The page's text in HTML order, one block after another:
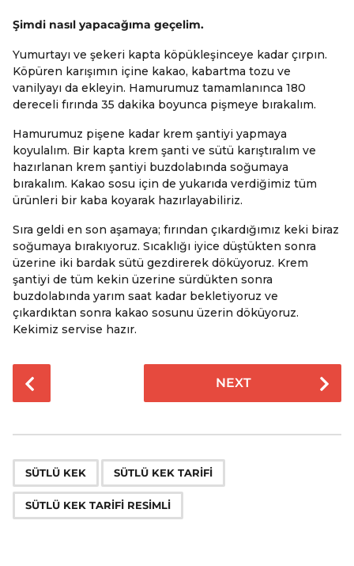
Şimdi nasıl yapacağıma geçelim.
Yumurtayı ve şekeri kapta köpükleşinceye kadar çırpın.
Köpüren karışımın içine kakao, kabartma tozu ve
vanilyayı da ekleyin. Hamurumuz tamamlanınca 180
dereceli fırında 35 dakika boyunca pişmeye bırakalım.
Hamurumuz pişene kadar krem şantiyi yapmaya
koyulalım. Bir kapta krem şanti ve sütü karıştıralım ve
hazırlanan krem şantiyi buzdolabında soğumaya
bırakalım. Kakao sosu için de yukarıda verdiğimiz tüm
ürünleri bir kaba koyarak hazırlayabiliriz.
Sıra geldi en son aşamaya; fırından çıkardığımız keki biraz
soğumaya bırakıyoruz. Sıcaklığı iyice düştükten sonra
üzerine iki bardak sütü gezdirerek döküyoruz. Krem
şantiyi de tüm kekin üzerine sürdükten sonra
buzdolabında yarım saat kadar bekletiyoruz ve
çıkardıktan sonra kakao sosunu üzerin döküyoruz.
Kekimiz servise hazır.
o
t
P
g
i
NEXT
SÜTLÜ KEK SÜTLÜ KEK TARIFI
SÜTLÜ KEK TARIFI RESIMLI